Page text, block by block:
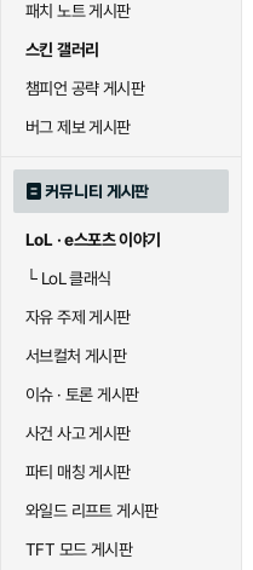
패치 노트 게시판
스킨 갤러리
챔피언 공략 게시판
버그 제보 게시판
커뮤니티 게시판
LoL · e스포츠 이야기
└LoL 클래식
자유 주제 게시판
서브컬처 게시판
이슈 · 토론 게시판
사건 사고 게시판
파티 매칭 게시판
와일드 리프트 게시판
TFT 모드 게시판